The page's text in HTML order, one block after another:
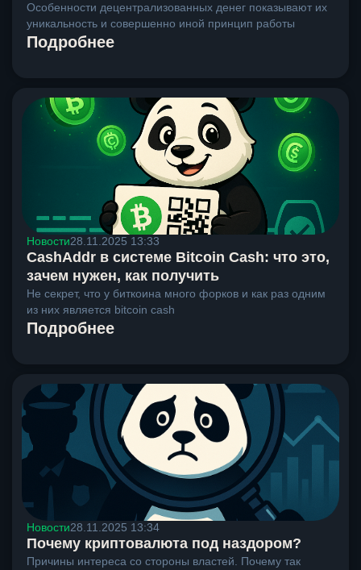
Особенности децентрализованных денег показывают их
уникальность и совершенно иной принцип работы
Подробнее
Новости28.11.2025 13:33
CashAddr в системе Bitcoin Cash: что это,
зачем нужен, как получить
Не секрет, что у биткоина много форков и как раз одним
из них является bitcoin cash
Подробнее
Новости28.11.2025 13:34
Почему криптовалюта под наздором?
Причины интереса со стороны властей. Почему так